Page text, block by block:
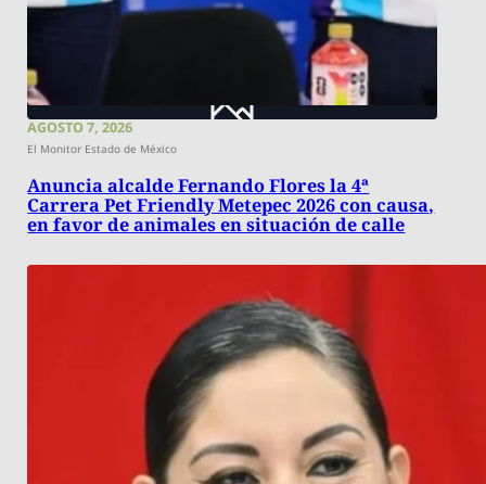
AGOSTO 7, 2026
El Monitor Estado de México
Anuncia alcalde Fernando Flores la 4ª
Carrera Pet Friendly Metepec 2026 con causa,
en favor de animales en situación de calle